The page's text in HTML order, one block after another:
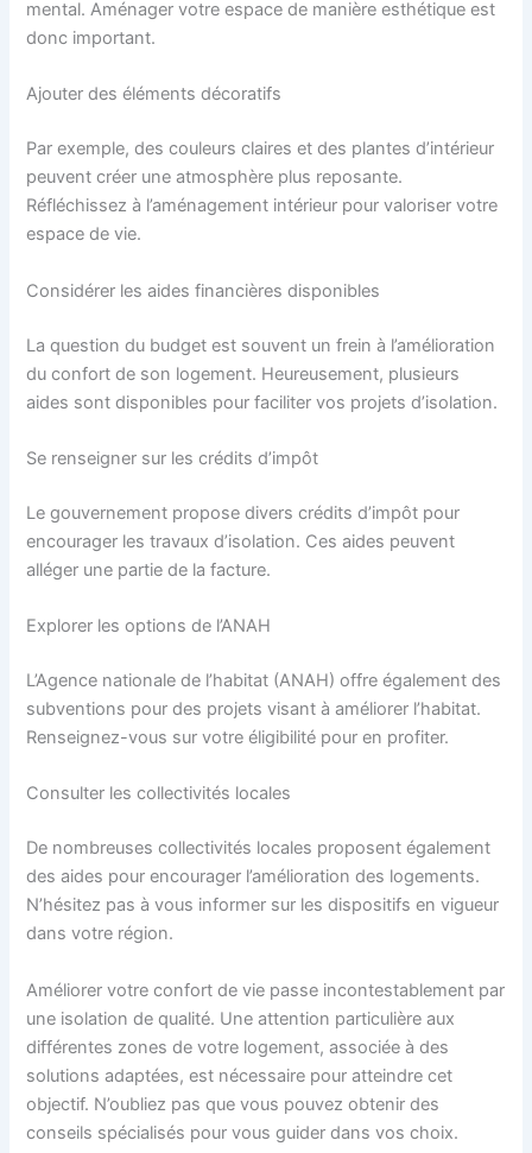
mental. Aménager votre espace de manière esthétique est
donc important.
Ajouter des éléments décoratifs
Par exemple, des couleurs claires et des plantes d’intérieur
peuvent créer une atmosphère plus reposante.
Réfléchissez à l’aménagement intérieur pour valoriser votre
espace de vie.
Considérer les aides financières disponibles
La question du budget est souvent un frein à l’amélioration
du confort de son logement. Heureusement, plusieurs
aides sont disponibles pour faciliter vos projets d’isolation.
Se renseigner sur les crédits d’impôt
Le gouvernement propose divers crédits d’impôt pour
encourager les travaux d’isolation. Ces aides peuvent
alléger une partie de la facture.
Explorer les options de l’ANAH
L’Agence nationale de l’habitat (ANAH) offre également des
subventions pour des projets visant à améliorer l’habitat.
Renseignez-vous sur votre éligibilité pour en profiter.
Consulter les collectivités locales
De nombreuses collectivités locales proposent également
des aides pour encourager l’amélioration des logements.
N’hésitez pas à vous informer sur les dispositifs en vigueur
dans votre région.
Améliorer votre confort de vie passe incontestablement par
une isolation de qualité. Une attention particulière aux
différentes zones de votre logement, associée à des
solutions adaptées, est nécessaire pour atteindre cet
objectif. N’oubliez pas que vous pouvez obtenir des
conseils spécialisés pour vous guider dans vos choix.